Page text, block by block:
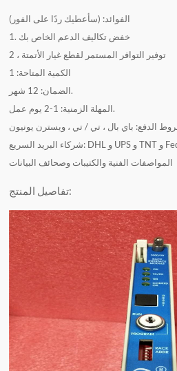
الفوائد: (سأعطيك ردًا على الفور)
1. خفض تكاليف الدعم الخاص بك
2 ، توفير التوافر المستمر لقطع غيار الأتمتة
الكمية المتاحة: 1
الضمان: 12 شهر.
المهلة الزمنية: 1-2 يوم عمل.
المواصفات الفنية والكتيبات وصحائف البيانات
تفاصيل المنتج: